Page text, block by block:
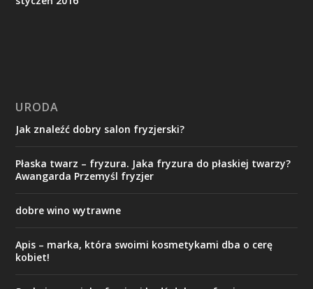
URODA
Jak znaleźć dobry salon fryzjerski?
Płaska twarz – fryzura. Jaka fryzura do płaskiej twarzy?
Awangarda Przemyśl fryzjer
dobre wino wytrawne
Apis – marka, która swoimi kosmetykami dba o cerę
kobiet!